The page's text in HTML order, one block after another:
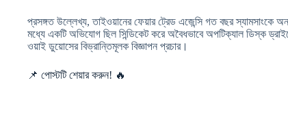
প্রসঙ্গত উল্লেখ্য, তাইওয়ানের ফেয়ার ট্রেড এজেন্সি গত বছর স্যামসাংকে
মধ্যে একটি অভিযোগ ছিল সিন্ডিকেট করে অবৈধভাবে অপটিক্যাল ডিস্ক
ওয়াই ডুয়োসের বিভ্রান্তিমূলক বিজ্ঞাপন প্রচার।
📌 পোস্টটি শেয়ার করুন! 🔥